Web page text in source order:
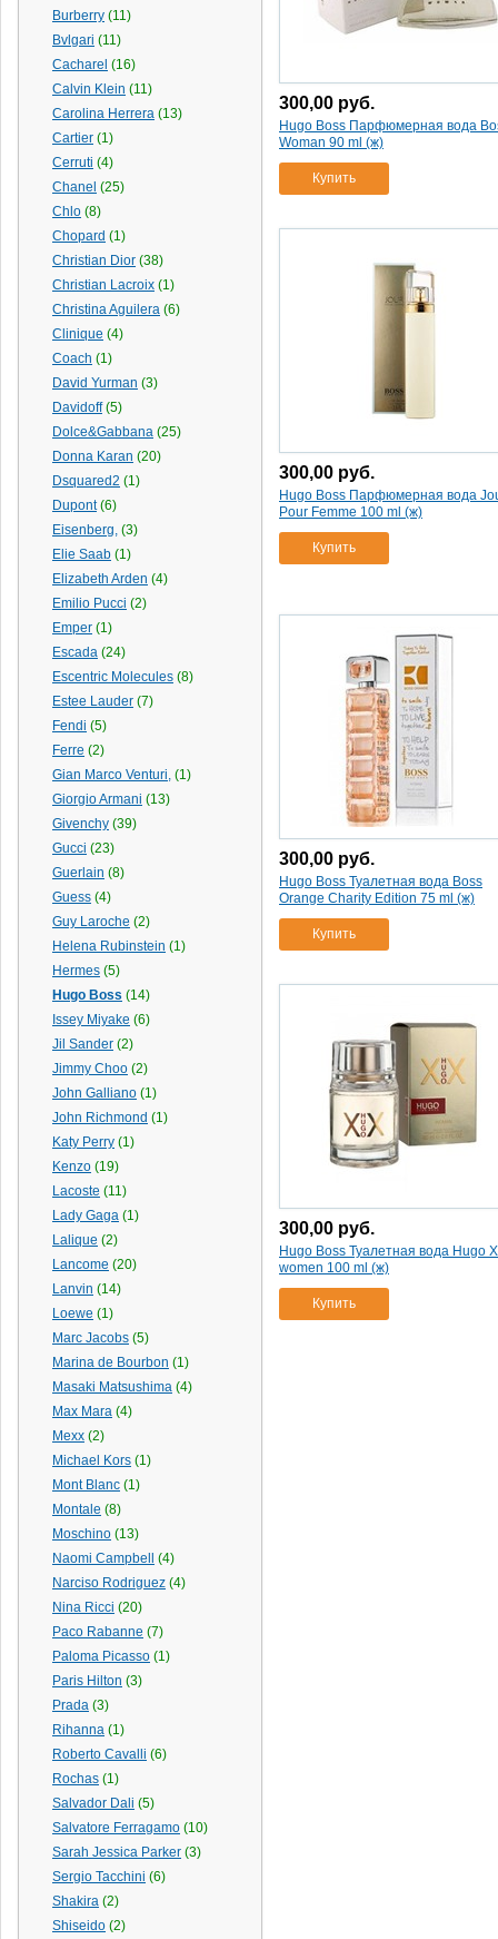
Burberry (11)
Bvlgari (11)
Cacharel (16)
Calvin Klein (11)
Carolina Herrera (13)
Cartier (1)
Cerruti (4)
Chanel (25)
Chlo (8)
Chopard (1)
Christian Dior (38)
Christian Lacroix (1)
Christina Aguilera (6)
Clinique (4)
Coach (1)
David Yurman (3)
Davidoff (5)
Dolce&Gabbana (25)
Donna Karan (20)
Dsquared2 (1)
Dupont (6)
Eisenberg, (3)
Elie Saab (1)
Elizabeth Arden (4)
Emilio Pucci (2)
Emper (1)
Escada (24)
Escentric Molecules (8)
Estee Lauder (7)
Fendi (5)
Ferre (2)
Gian Marco Venturi, (1)
Giorgio Armani (13)
Givenchy (39)
Gucci (23)
Guerlain (8)
Guess (4)
Guy Laroche (2)
Helena Rubinstein (1)
Hermes (5)
Hugo Boss (14)
Issey Miyake (6)
Jil Sander (2)
Jimmy Choo (2)
John Galliano (1)
John Richmond (1)
Katy Perry (1)
Kenzo (19)
Lacoste (11)
Lady Gaga (1)
Lalique (2)
Lancome (20)
Lanvin (14)
Loewe (1)
Marс Jacobs (5)
Marina de Bourbon (1)
Masaki Matsushima (4)
Max Mara (4)
Mexx (2)
Michael Kors (1)
Mont Blanc (1)
Montale (8)
Moschino (13)
Naomi Campbell
(4)
Narciso Rodriguez (4)
Nina Ricci (20)
Paco Rabanne (7)
Paloma Picasso (1)
Paris Hilton (3)
Prada (3)
Rihanna (1)
Roberto Cavalli (6)
Rochas (1)
Salvador Dali (5)
Salvatore Ferragamo (10)
Sarah Jessica Parker (3)
Sergio Tacchini (6)
Shakira (2)
Shiseido (2)
300,00 руб.
Hugo Boss Парфюмерная вода
Woman 90 ml (ж)
Купить
300,00 руб.
Hugo Boss Парфюмерная вода
Pour Femme 100 ml (ж)
Купить
300,00 руб.
Hugo Boss Туалетная вода Boss
Orange Charity Edition 75 ml (ж)
Купить
300,00 руб.
Hugo Boss Туалетная вода Hugo
women 100 ml (ж)
Купить